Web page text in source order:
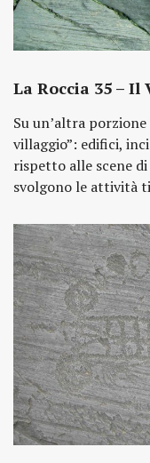
La Roccia 35 –
Su un’altra
villaggio”: edifici,
rispetto alle scene
svolgono le attività